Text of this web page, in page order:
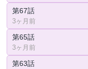
第67話
3ヶ月前
第65話
3ヶ月前
第63話